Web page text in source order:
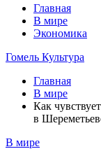
Главная
В мире
Экономика
Гомель Культура
Главная
В мире
Как
в
В мире